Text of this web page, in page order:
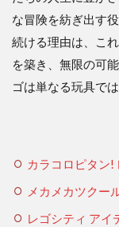
な冒険を紡ぎ出す
続ける理由は、こ
を築き、無限の可
ゴは単なる玩具で
カラコロピタン!
メカメカツクー
レゴシティ アイ